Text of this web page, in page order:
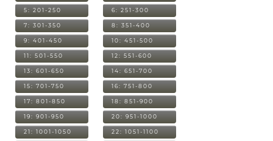
5: 201-250 6: 251-300
7: 301-350 8: 351-400
9: 401-450 10: 451-500
11: 501-550 12: 551-600
13: 601-650 14: 651-700
15: 701-750 16: 751-800
17: 801-850 18: 851-900
19: 901-950 20: 951-1000
21: 1001-1050 22: 1051-1100